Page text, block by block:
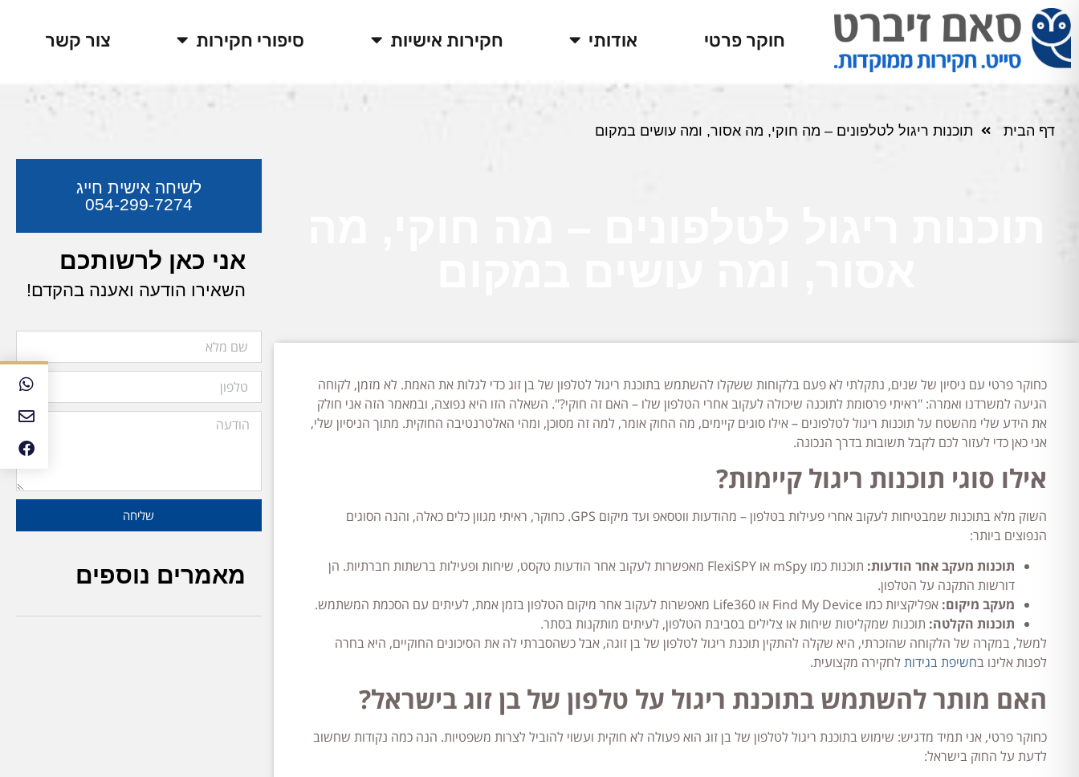
חוקר פרטי אודותי חקירות אישיות סיפורי חקירות צור קשר
דף הבית תוכנות ריגול לטלפונים – מה חוקי, מה אסור, ומה עושים במקום
כחוקר פרטי עם ניסיון של שנים, נתקלתי לא פעם בלקוחות ששקלו להשתמש בתוכנת ריגול לטלפון של בן זוג כדי לגלות את האמת. לא מזמן, לקוחה
הגיעה למשרדנו ואמרה: "ראיתי פרסומת לתוכנה שיכולה לעקוב אחרי הטלפון שלו – האם זה חוקי?". השאלה הזו היא נפוצה, ובמאמר הזה אני חולק
את הידע שלי מהשטח על תוכנות ריגול לטלפונים – אילו סוגים קיימים, מה החוק אומר, למה זה מסוכן, ומהי האלטרנטיבה החוקית. מתוך הניסיון שלי,
אני כאן כדי לעזור לכם לקבל תשובות בדרך הנכונה.
אילו סוגי תוכנות ריגול קיימות?
השוק מלא בתוכנות שמבטיחות לעקוב אחרי פעילות בטלפון – מהודעות ווטסאפ ועד מיקום GPS. כחוקר, ראיתי מגוון כלים כאלה, והנה הסוגים
הנפוצים ביותר:
תוכנות מעקב אחר הודעות:
תוכנות כמו mSpy או FlexiSPY מאפשרות לעקוב אחר הודעות טקסט, שיחות ופעילות ברשתות חברתיות. הן
דורשות התקנה על הטלפון.
מעקב מיקום: אפליקציות כמו Find My Device או Life360 מאפשרות לעקוב אחר מיקום הטלפון בזמן אמת, לעיתים עם הסכמת המשתמש.
תוכנות הקלטה: תוכנות שמקליטות שיחות או צלילים בסביבת הטלפון, לעיתים מותקנות בסתר.
למשל, במקרה של הלקוחה שהזכרתי, היא שקלה להתקין תוכנת ריגול לטלפון של בן זוגה, אבל כשהסברתי לה את הסיכונים החוקיים, היא בחרה
לפנות אלינו בחשיפת בגידותלחקירה מקצועית.
האם מותר להשתמש בתוכנת ריגול על טלפון של בן זוג בישראל?
כחוקר פרטי, אני תמיד מדגיש: שימוש בתוכנת ריגול לטלפון של בן זוג הוא פעולה לא חוקית ועשוי להוביל לצרות משפטיות. הנה כמה נקודות שחשוב
לדעת על החוק בישראל:
לשיחה אישית חייג
054-299-7274
אני כאן לרשותכם
השאירו הודעה ואענה בהקדם!
שליחה
מאמרים נוספים